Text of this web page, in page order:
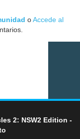
oAccede al
2: NSW2 Edition -